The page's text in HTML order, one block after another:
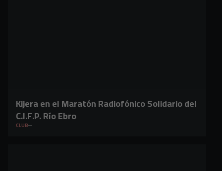
Kijera en el Maratón Radiofónico Solidario del
C.I.F.P. Río Ebro
CLUB